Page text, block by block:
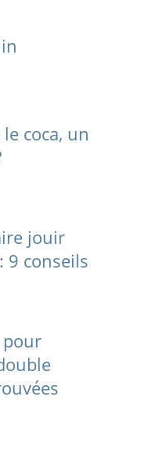
coca, un
jouir
9 conseils